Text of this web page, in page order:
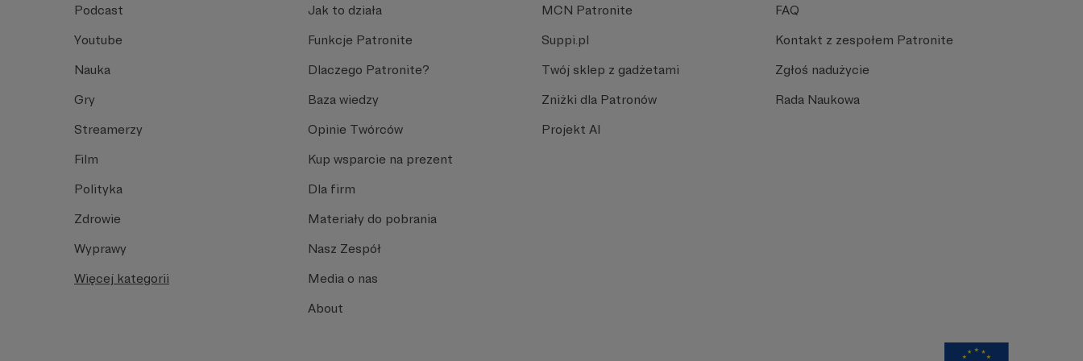
Podcast
Youtube
Nauka
Gry
Streamerzy
Film
Polityka
Zdrowie
Wyprawy
Więcej kategorii
Jak to działa
Funkcje Patronite
Dlaczego Patronite?
Baza wiedzy
Opinie Twórców
Kup wsparcie na prezent
Dla firm
Materiały do pobrania
Nasz Zespół
Media o nas
About
MCN Patronite
Suppi.pl
Twój sklep z gadżetami
Zniżki dla Patronów
Projekt AI
FAQ
Kontakt z zespołem Patronite
Zgłoś nadużycie
Rada Naukowa